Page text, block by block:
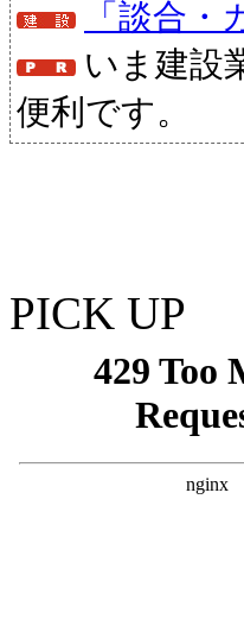
「談合
いま建設
便利です。
PICK UP